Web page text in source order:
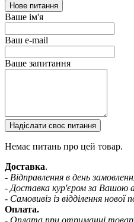
Нове питання
Ваше ім'я
Ваш e-mail
Ваше запитання
Надіслати своє питання
Немає питань про цей товар.
Доставка.
- Відправлення в день
- Доставка кур'єром за Вашою
- Самовивіз із відділення нової
Оплата.
- Оплата при отриманні